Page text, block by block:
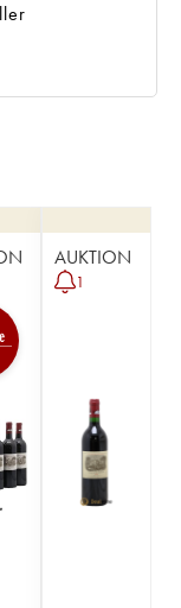
AUKTION
1